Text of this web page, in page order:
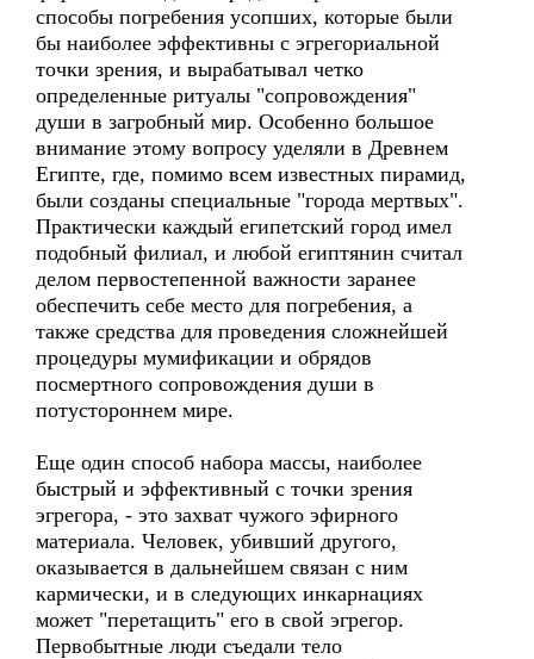
способы погребения усопших, которые были
бы наиболее эффективны с эгрегориальной
точки зрения, и вырабатывал четко
определенные ритуалы "сопровождения"
души в загробный мир. Особенно большое
внимание этому вопросу уделяли в Древнем
Египте, где, помимо всем известных пирамид,
были созданы специальные "города мертвых".
Практически каждый египетский город имел
подобный филиал, и любой египтянин считал
делом первостепенной важности заранее
обеспечить себе место для погребения, а
также средства для проведения сложнейшей
процедуры мумификации и обрядов
посмертного сопровождения души в
потустороннем мире.
Еще один способ набора массы, наиболее
быстрый и эффективный с точки зрения
эгрегора, - это захват чужого эфирного
материала. Человек, убивший другого,
оказывается в дальнейшем связан с ним
кармически, и в следующих инкарнациях
может "перетащить" его в свой эгрегор.
Первобытные люди съедали тело